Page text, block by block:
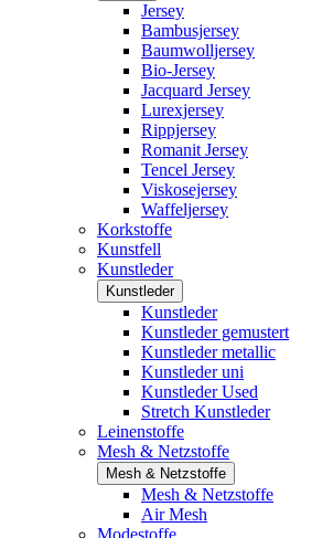
Jersey
Bambusjersey
Baumwolljersey
Bio-Jersey
Jacquard Jersey
Lurexjersey
Rippjersey
Romanit Jersey
Tencel Jersey
Viskosejersey
Waffeljersey
Korkstoffe
Kunstfell
Kunstleder
Kunstleder
Kunstleder
Kunstleder gemustert
Kunstleder metallic
Kunstleder uni
Kunstleder Used
Stretch Kunstleder
Leinenstoffe
Mesh & Netzstoffe
Mesh & Netzstoffe
Mesh & Netzstoffe
Air Mesh
Modestoffe